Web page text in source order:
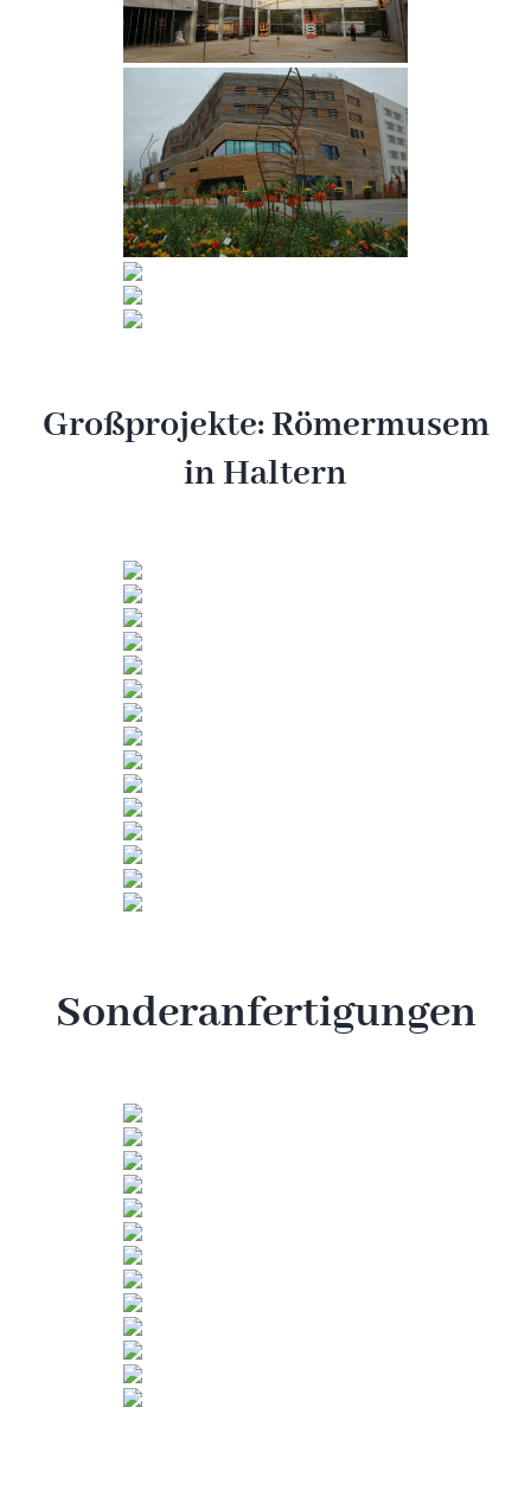
Großprojekte: Römermusem
in Haltern
Sonderanfertigungen